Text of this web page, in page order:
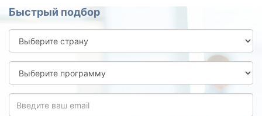
Быстрый подбор
Выберите
страну
Выберите
программу
Введите
ваш